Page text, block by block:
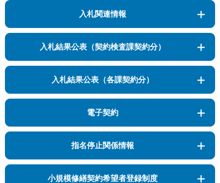
入札関連情報
入札結果公表（契約検査課契約分）
入札結果公表（各課契約分）
電子契約
指名停止関係情報
小規模修繕契約希望者登録制度